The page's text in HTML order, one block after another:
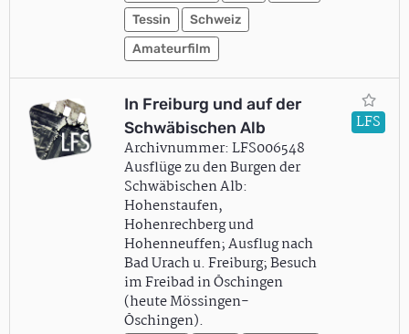
Tessin
Schweiz
Amateurfilm
In Freiburg und auf der
Schwäbischen Alb
Archivnummer: LFS006548
Ausflüge zu den Burgen der
Schwäbischen Alb:
Hohenstaufen,
Hohenrechberg und
Hohenneuffen; Ausflug nach
Bad Urach u. Freiburg; Besuch
im Freibad in Öschingen
(heute Mössingen-
Öschingen).
LFS